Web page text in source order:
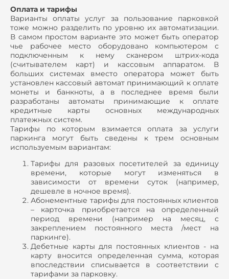
Оплата и тарифы
Варианты оплаты услуг за пользование парковкой
тоже можно разделить по уровню их автоматизации.
В самом простом варианте это может быть оператор
чье рабочее место оборудовано компьютером с
подключенным к нему сканером штрих-кода
(считывателем карт) и кассовым аппаратом. В
больших системах вместо оператора может быть
установлен кассовый автомат принимающий к оплате
монеты и банкноты, а в последнее время были
разработаны автоматы принимающие к оплате
кредитные карты основных международных
платежных систем.
Тарифы по которым взимается оплата за услуги
паркинга могут быть сведены к трем основным
используемым вариантам:
Тарифы для разовых посетителей за единицу
времени, которые могут изменяться в
зависимости от времени суток (например,
дешевле в ночное время).
Абонементные тарифы для постоянных клиентов
– карточка приобретается на определенный
период времени (например на месяц, с
закреплением постоянного места /мест на
паркинге).
Дебетные карты для постоянных клиентов - на
карту вносится определенная сумма, которая
впоследствии списывается в соответствии с
тарифами за парковку.